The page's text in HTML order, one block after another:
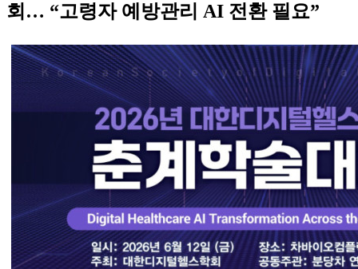
회… “고령자 예방관리 AI 전환 필요”